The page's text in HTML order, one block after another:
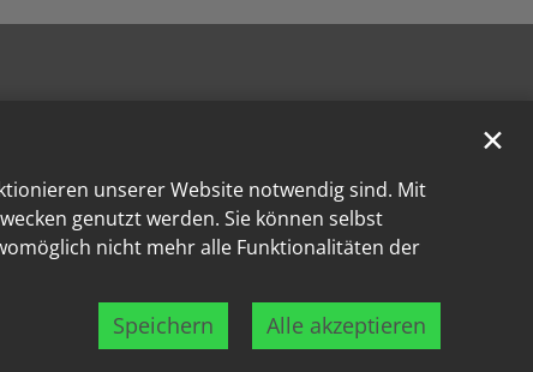
unserer Website notwendig sind. Mit
genutzt werden. Sie können selbst
nicht mehr alle Funktionalitäten der
Speichern Alle akzeptieren
✕